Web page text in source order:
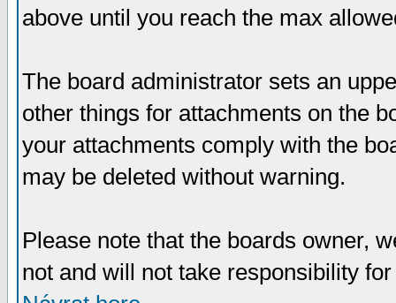
above until you reach the max
The board administrator sets an
other things for attachments on the
your attachments comply with the
may be deleted without warning.
Please note that the boards owner,
not and will not take responsibility